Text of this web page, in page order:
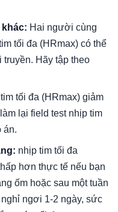
Hai người cùng
tối đa (HRmax) có thể
Hãy tập theo
tối đa (HRmax) giảm
lại field test nhịp tim
án.
nhịp tim tối đa
hơn thực tế nếu bạn
ốm hoặc sau một tuần
ngơi 1-2 ngày, sức